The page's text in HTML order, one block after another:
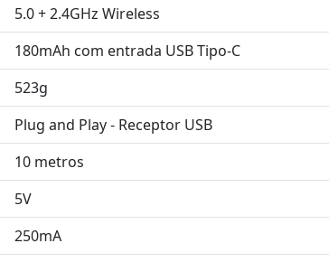
5.0 + 2.4GHz Wireless
180mAh com entrada USB Tipo-C
523g
Plug and Play - Receptor USB
10 metros
5V
250mA